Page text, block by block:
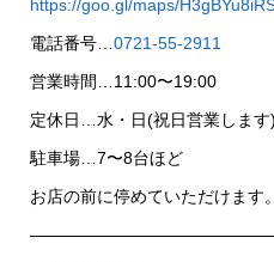
https://goo.gl/maps/
電話番号…0721-55-2911
営業時間…11:00〜19:00
定休日…水・日(祝日営業します)
駐車場…7〜8台ほど
お店の前に停めていただけます。